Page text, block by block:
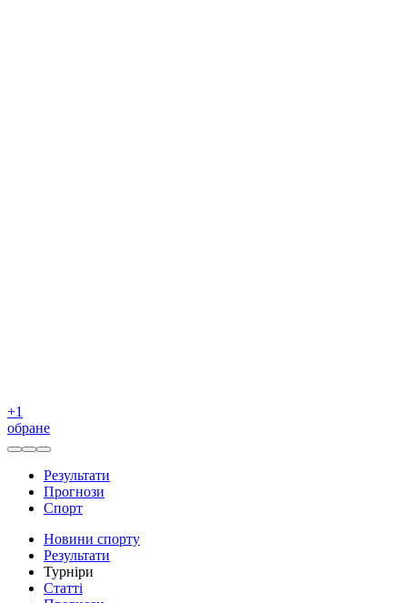
+1
обране
Результати
Прогнози
Спорт
Новини спорту
Результати
Турніри
Статті